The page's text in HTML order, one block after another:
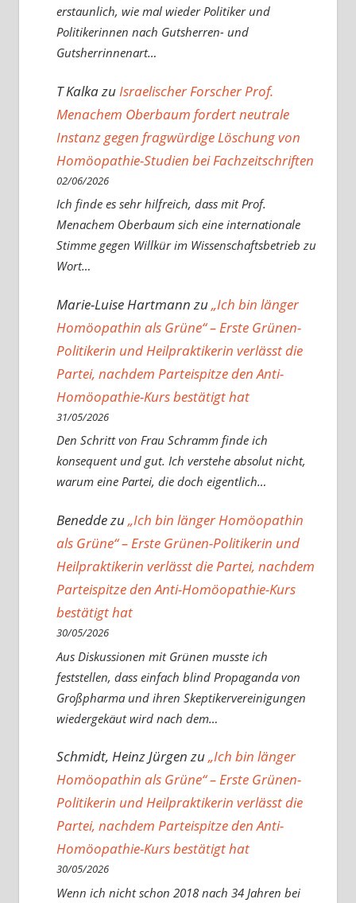
erstaunlich, wie mal wieder Politiker und
Politikerinnen nach Gutsherren- und
Gutsherrinnenart…
T KalkazuIsraelischer Forscher Prof.
Menachem Oberbaum fordert neutrale
Instanz gegen fragwürdige Löschung von
Homöopathie-Studien bei Fachzeitschriften
02/06/2026
Ich finde es sehr hilfreich, dass mit Prof.
Menachem Oberbaum sich eine internationale
Stimme gegen Willkür im Wissenschaftsbetrieb zu
Wort…
Marie-Luise Hartmannzu„Ich bin länger
Homöopathin als Grüne“ – Erste Grünen-
Politikerin und Heilpraktikerin verlässt die
Partei, nachdem Parteispitze den Anti-
Homöopathie-Kurs bestätigt hat
31/05/2026
Den Schritt von Frau Schramm finde ich
konsequent und gut. Ich verstehe absolut nicht,
warum eine Partei, die doch eigentlich…
Beneddezu„Ich bin länger Homöopathin
als Grüne“ – Erste Grünen-Politikerin und
Heilpraktikerin verlässt die Partei, nachdem
Parteispitze den Anti-Homöopathie-Kurs
bestätigt hat
30/05/2026
Aus Diskussionen mit Grünen musste ich
feststellen, dass einfach blind Propaganda von
Großpharma und ihren Skeptikervereinigungen
wiedergekäut wird nach dem…
Schmidt, Heinz Jürgenzu„Ich bin länger
Homöopathin als Grüne“ – Erste Grünen-
Politikerin und Heilpraktikerin verlässt die
Partei, nachdem Parteispitze den Anti-
Homöopathie-Kurs bestätigt hat
30/05/2026
Wenn ich nicht schon 2018 nach 34 Jahren bei